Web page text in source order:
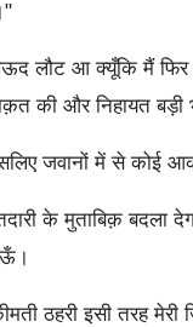
लौट आ क्यूँकि मैं फिर
की और निहायत
जवानों में से कोई
के मुताबिक़ बदला
ठहरी इसी तरह मेरी